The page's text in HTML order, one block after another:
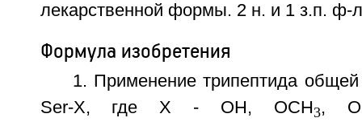
лекарственной формы. 2 н. и 1 з.п. ф-
Формула изобретения
1. Применение трипептида
Ser-X, где X - OH, OCH3,